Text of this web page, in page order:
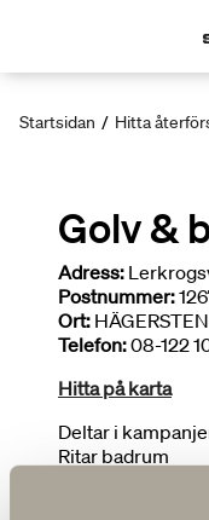
Startsidan / Hitta
Golv &
Adress:
Postnummer:
Ort: HÄGERSTEN
Telefon:08-122
Hitta på karta
Deltar i
Ritar badrum